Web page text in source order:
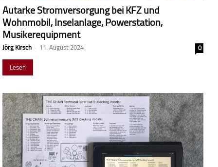
Autarke Stromversorgung bei KFZ und
Wohnmobil, Inselanlage, Powerstation,
Musikerequipment
Jörg Kirsch - 11. August 2024
0
Lesen